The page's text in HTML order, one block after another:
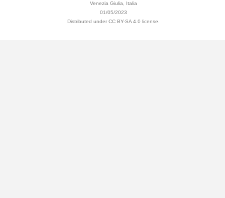
Venezia Giulia, Italia
01/05/2023
Distributed under CC BY-SA 4.0 license.